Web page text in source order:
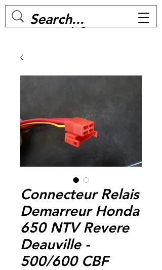
MC BIKE Perpignan
Connecteur Relais
Demarreur Honda
650 NTV Revere
Deauville -
500/600 CBF